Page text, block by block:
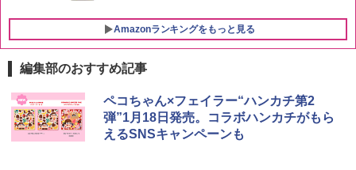
Amazonランキングをもっと見る
1
チキンラーメン どんぶり 85g×12個 日清
食品 インスタント カップ麺
￥1,939
1
[山善] スチームオーブンレンジ 25L 一人
暮らし 二人暮らし フラットテーブル ス
チーム調理 自動メニュー19種搭載 角皿
付き ブラック MRK-F250TSV(B)
編集部のおすすめ記事
ペコちゃん×フェイラー“ハンカチ第2
弾”1月18日発売。コラボハンカチがもら
えるSNSキャンペーンも